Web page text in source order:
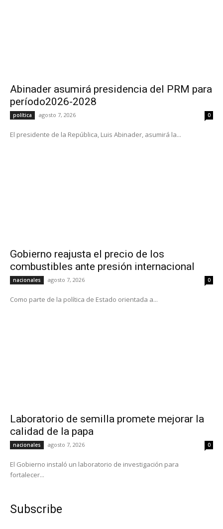
Abinader asumirá presidencia del PRM para
período2026-2028
política agosto 7, 2026 0
El presidente de la República, Luis Abinader, asumirá la...
Gobierno reajusta el precio de los
combustibles ante presión internacional
nacionales agosto 7, 2026 0
Como parte de la política de Estado orientada a...
Laboratorio de semilla promete mejorar la
calidad de la papa
nacionales agosto 7, 2026 0
El Gobierno instaló un laboratorio de investigación para
fortalecer...
Subscribe